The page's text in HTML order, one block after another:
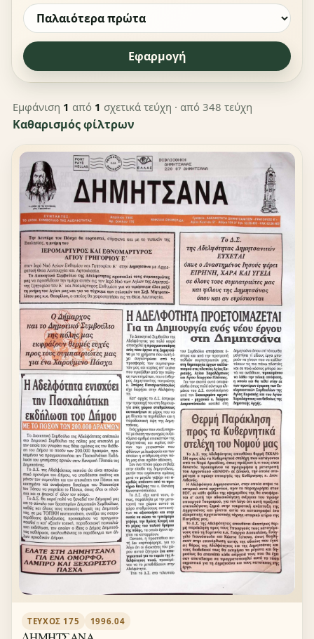
Εφαρμογή
Εμφάνιση 1 από 1 σχετικά τεύχη · από 348 τεύχη
Καθαρισμός φίλτρων
ΤΕΎΧΟΣ 175 1996.04